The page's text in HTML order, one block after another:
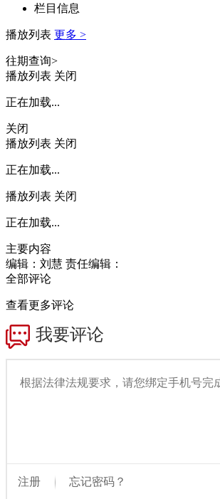
栏目信息
播放列表 更多 >
往期查询>
播放列表 关闭
正在加载...
关闭
播放列表 关闭
正在加载...
播放列表 关闭
正在加载...
主要内容
编辑：刘慧 责任编辑：
全部评论
查看更多评论